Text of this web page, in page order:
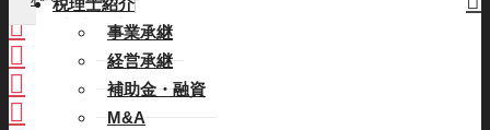
事業承継
経営承継
補助金・融資
M&A
税理士紹介
事業承継
経営承継
補助金・融資
M&A